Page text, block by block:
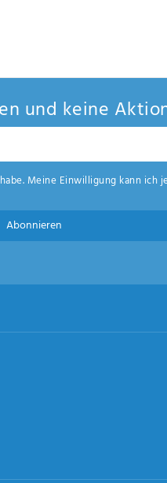
und keine
Meine Einwilligung kann ich
Abonnieren